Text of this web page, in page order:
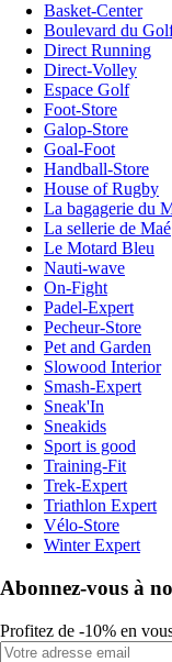
Basket-Center
Boulevard du
Direct Running
Direct-Volley
Espace Golf
Foot-Store
Galop-Store
Goal-Foot
Handball-Store
House of Rugby
La bagagerie du
La sellerie de Maé
Le Motard Bleu
Nauti-wave
On-Fight
Padel-Expert
Pecheur-Store
Pet and Garden
Slowood Interior
Smash-Expert
Sneak'In
Sneakids
Sport is good
Training-Fit
Trek-Expert
Triathlon Expert
Vélo-Store
Winter Expert
Abonnez-vous à
Profitez de -10% en